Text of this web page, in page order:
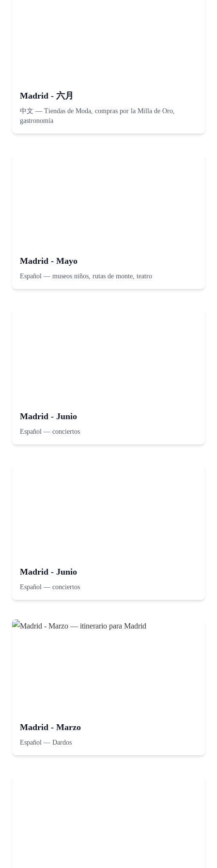
Madrid - 六月
中文 — Tiendas de Moda, compras por la Milla de Oro,
gastronomía
Madrid - Mayo
Español — museos niños, rutas de monte, teatro
Madrid - Junio
Español — conciertos
Madrid - Junio
Español — conciertos
Madrid - Marzo
Español — Dardos